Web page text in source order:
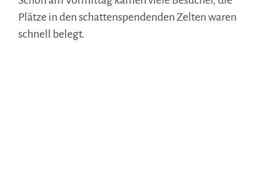
Plätze in den schattenspendenden Zelten waren
schnell belegt.